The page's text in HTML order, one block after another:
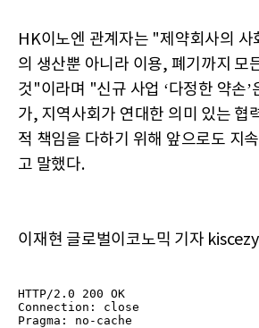
HK이노엔 관계자는 "제약회사의 사
의 생산뿐 아니라 이용, 폐기까지 모
것"이라며 "신규 사업 ‘다정한 약손’
가, 지역사회가 연대한 의미 있는 협
적 책임을 다하기 위해 앞으로도 지
고 말했다.
이재현 글로벌이코노믹 기자